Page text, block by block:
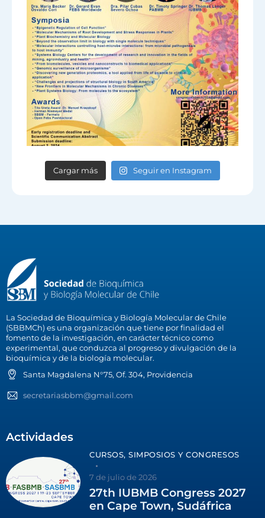
Cargar más Seguir en Instagram
La Sociedad de Bioquímica y Biología Molecular de Chile
(SBBMCh) es una organización que tiene por finalidad el
fomento de la investigación, en carácter técnico como
experimental, que conduzca al progreso y divulgación de la
bioquímica y de la biología molecular.
Santa Magdalena N°75, Of. 304, Providencia
secretariasbbm@gmail.com
Actividades
CURSOS, SIMPOSIOS Y CONGRESOS
7 de julio de 2026
27th IUBMB Congress 2027
en Cape Town, Sudáfrica